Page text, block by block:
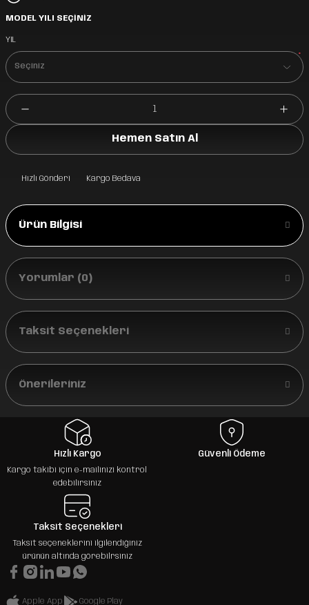
MODEL YILI SEÇİNİZ
YIL
*
Hemen Satın Al
Hızlı Gönderi Kargo Bedava
Ürün Bilgisi
Yorumlar (0)
Taksit Seçenekleri
Önerileriniz
Hızlı Kargo
Kargo takibi için e-mailinizi kontrol
edebilirsiniz
Güvenli Ödeme
Taksit Seçenekleri
Taksit seçeneklerini ilgilendiğiniz
ürünün altında görebilrsiniz
Apple App Google Play